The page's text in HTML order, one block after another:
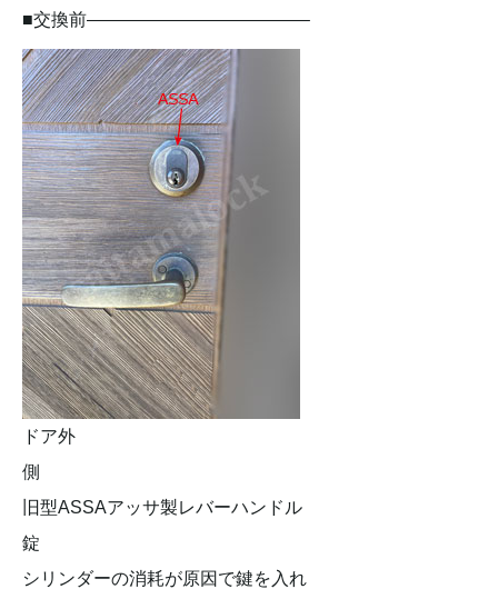
■交換前————————————–
ドア外
側
旧型ASSAアッサ製レバーハンドル
錠
シリンダーの消耗が原因で鍵を入れ